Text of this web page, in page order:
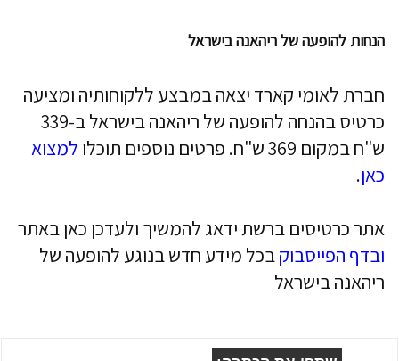
הנחות להופעה של ריהאנה בישראל
חברת לאומי קארד יצאה במבצע ללקוחותיה ומציעה
כרטיס בהנחה להופעה של ריהאנה בישראל ב-339
ש"ח במקום 369 ש"ח. פרטים נוספים תוכלו
למצוא
כאן.
אתר כרטיסים ברשת ידאג להמשיך ולעדכן כאן באתר
ובדף הפייסבוקבכל מידע חדש בנוגע להופעה של
ריהאנה בישראל